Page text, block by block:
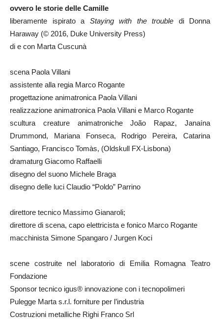
ovvero le storie delle Camille
liberamente ispirato a Staying with the trouble di Donna
Haraway (© 2016, Duke University Press)
di e con Marta Cuscunà
scena Paola Villani
assistente alla regia Marco Rogante
progettazione animatronica Paola Villani
realizzazione animatronica Paola Villani e Marco Rogante
scultura creature animatroniche João Rapaz, Janaína
Drummond, Mariana Fonseca, Rodrigo Pereira, Catarina
Santiago, Francisco Tomàs, (Oldskull FX-Lisbona)
dramaturg Giacomo Raffaelli
disegno del suono Michele Braga
disegno delle luci Claudio “Poldo” Parrino
direttore tecnico Massimo Gianaroli;
direttore di scena, capo elettricista e fonico Marco Rogante
macchinista Simone Spangaro / Jurgen Koci
scene costruite nel laboratorio di Emilia Romagna Teatro
Fondazione
Sponsor tecnico igus® innovazione con i tecnopolimeri
Pulegge Marta s.r.l. forniture per l’industria
Costruzioni metalliche Righi Franco Srl